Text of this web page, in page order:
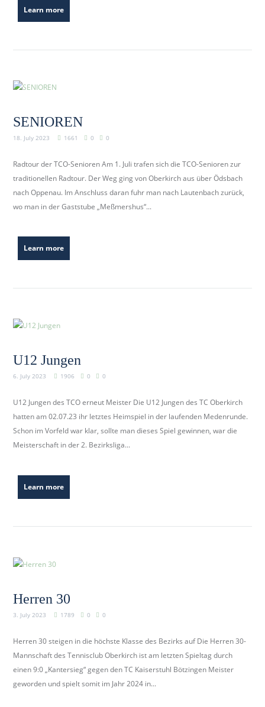
Learn more
SENIOREN
18. July 2023 1661 0 0
Radtour der TCO-Senioren Am 1. Juli trafen sich die TCO-Senioren zur
traditionellen Radtour. Der Weg ging von Oberkirch aus über Ödsbach
nach Oppenau. Im Anschluss daran fuhr man nach Lautenbach zurück,
wo man in der Gaststube „Meßmershus“...
Learn more
U12 Jungen
6. July 2023 1906 0 0
U12 Jungen des TCO erneut Meister Die U12 Jungen des TC Oberkirch
hatten am 02.07.23 ihr letztes Heimspiel in der laufenden Medenrunde.
Schon im Vorfeld war klar, sollte man dieses Spiel gewinnen, war die
Meisterschaft in der 2. Bezirksliga...
Learn more
Herren 30
3. July 2023 1789 0 0
Herren 30 steigen in die höchste Klasse des Bezirks auf Die Herren 30-
Mannschaft des Tennisclub Oberkirch ist am letzten Spieltag durch
einen 9:0 „Kantersieg“ gegen den TC Kaiserstuhl Bötzingen Meister
geworden und spielt somit im Jahr 2024 in...